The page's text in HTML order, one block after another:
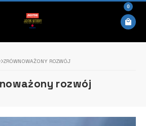
0
ZRÓWNOWAŻONY ROZWÓJ
rozwój